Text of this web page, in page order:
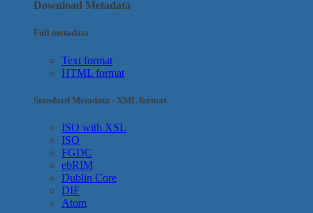
Download Metadata
Full metadata
Text format
HTML format
Standard Metadata - XML format
ISO with XSL
ISO
FGDC
ebRIM
Dublin Core
DIF
Atom